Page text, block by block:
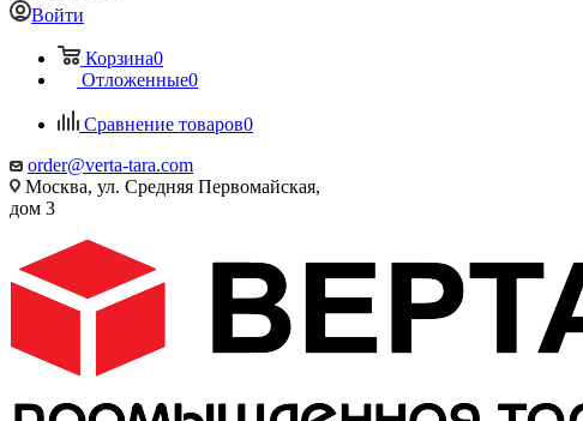
Войти
Корзина0
Отложенные0
Сравнение товаров0
order@verta-tara.com
Москва, ул. Средняя Первомайская,
дом 3